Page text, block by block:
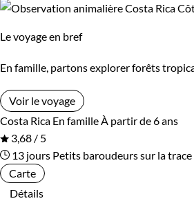
Le voyage en bref
En famille, partons explorer forêts
Voir le voyage
Costa Rica En familleÀ partir de 6 ans
3,68 / 5
13 jours Petits baroudeurs sur la
Carte
Détails